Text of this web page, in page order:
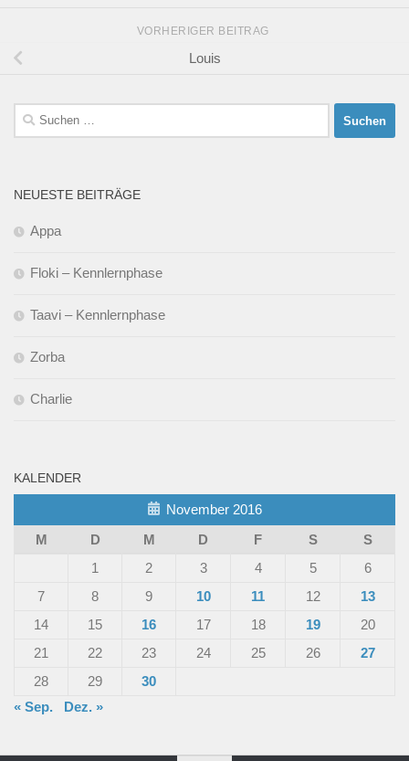
VORHERIGER BEITRAG
Louis
Suchen
nach:
NEUESTE BEITRÄGE
Appa
Floki – Kennlernphase
Taavi – Kennlernphase
Zorba
Charlie
KALENDER
November 2016
M
D M D F S
S
1
2 3 4 5
6
7
8 9 10 11 12
13
14
15 16 17 18 19
20
21
22 23 24 25 26
27
28
29
30
« Sep.
Dez. »